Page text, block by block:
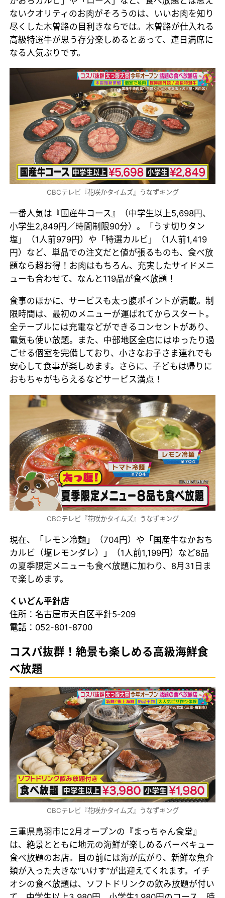
ないクオリティのお肉がそろうのは、いいお肉を知り
尽くした木曽路の目利きならでは。木曽路が仕入れる
高級特選牛が思う存分楽しめるとあって、連日満席に
なる人気ぶりです。
CBCテレビ『花咲かタイムズ』うなずキング
一番人気は『国産牛コース』（中学生以上5,698円、
小学生2,849円／時間制限90分）。「うす切りタン
塩」（1人前979円）や「特選カルビ」（1人前1,419
円）など、単品での注文だと値が張るものも、食べ放
題なら超お得！お肉はもちろん、充実したサイドメニ
ューも合わせて、なんと119品が食べ放題！
食事のほかに、サービスも太っ腹ポイントが満載。制
限時間は、最初のメニューが運ばれてからスタート。
全テーブルには充電などができるコンセントがあり、
電気も使い放題。また、中部地区全店にはゆったり過
ごせる個室を完備しており、小さなお子さま連れでも
安心して食事が楽しめます。さらに、子どもは帰りに
おもちゃがもらえるなどサービス満点！
CBCテレビ『花咲かタイムズ』うなずキング
現在、「レモン冷麺」（704円）や「国産牛なかおち
カルビ（塩レモンダレ）」（1人前1,199円）など8品
の夏季限定メニューも食べ放題に加わり、8月31日ま
で楽しめます。
くいどん平針店
住所：名古屋市天白区平針5-209
電話：052-801-8700
コスパ抜群！絶景も楽しめる高級海鮮食
べ放題
CBCテレビ『花咲かタイムズ』うなずキング
三重県鳥羽市に2月オープンの『まっちゃん食堂』
は、絶景とともに地元の海鮮が楽しめるバーベキュー
食べ放題のお店。目の前には海が広がり、新鮮な魚介
類が入った大きな“いけす”が出迎えてくれます。イチ
オシの食べ放題は、ソフトドリンクの飲み放題が付い